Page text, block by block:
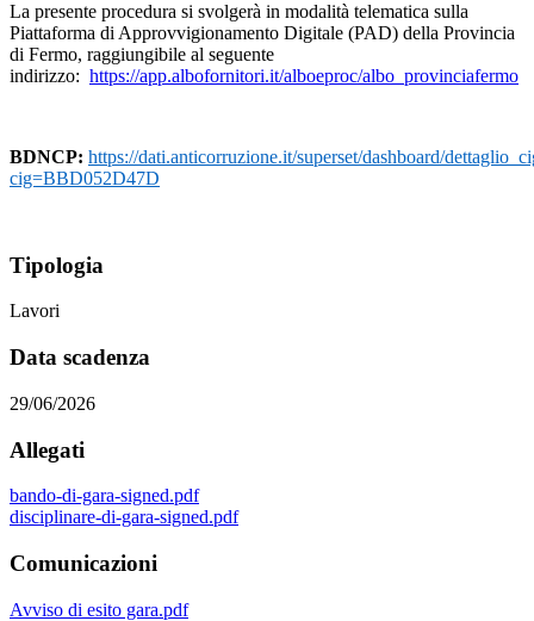
La presente procedura si svolgerà in modalità telematica sulla
Piattaforma di Approvvigionamento Digitale (PAD) della Provincia
di Fermo, raggiungibile al seguente
indirizzo: https://app.albofornitori.it/alboeproc/albo_provinciafermo
BDNCP: https://dati.anticorruzione.it/superset/dashboard/
cig=BBD052D47D
Tipologia
Lavori
Data scadenza
29/06/2026
Allegati
bando-di-gara-signed.pdf
disciplinare-di-gara-signed.pdf
Comunicazioni
Avviso di esito gara.pdf